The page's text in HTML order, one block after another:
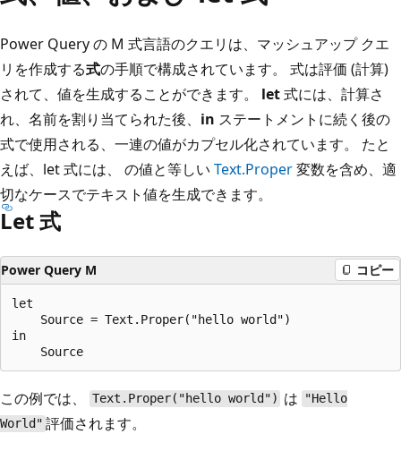
Power Query の M 式言語のクエリは、マッシュアップ クエ
リを作成する式の手順で構成されています。 式は評価 (計算)
されて、値を生成することができます。 let式には、計算さ
れ、名前を割り当てられた後、 in ステートメントに続く後の
式で使用される、一連の値がカプセル化されています。 たと
えば、let 式には、
の値と等しい Text.Proper変数を含め、適
切なケースでテキスト値を生成できます。
Let 式
Power Query M コピー
let
    Source = Text.Proper("hello world")
in
この例では、 Text.Proper("hello world") は
"Hello
World" 評価されます。